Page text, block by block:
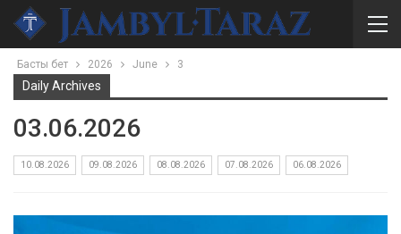
Басты бет 2026 June 3
Daily Archives
03.06.2026
10.08.2026 09.08.2026 08.08.2026 07.08.2026 06.08.2026